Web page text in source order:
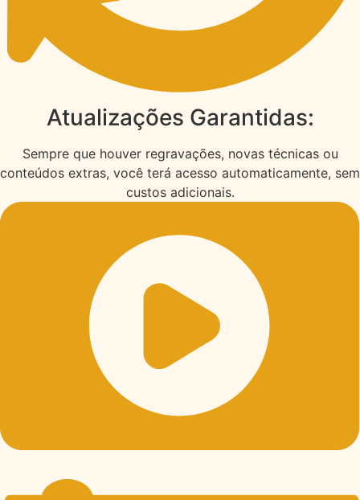
Atualizações Garantidas:
Sempre que houver regravações, novas técnicas ou
conteúdos extras, você terá acesso automaticamente, sem
custos adicionais.